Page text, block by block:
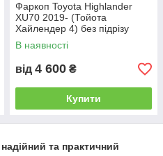
Фаркоп Toyota Highlander
XU70 2019- (Тойота
Хайлендер 4) без підрізу
бампера Американська
вставка під квадрат
В наявності
від 4 600 ₴
Купити
та практичний